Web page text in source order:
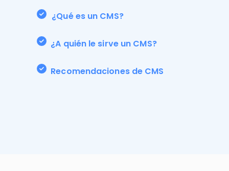
¿Qué es un CMS?
¿A quién le sirve un CMS?
Recomendaciones de CMS